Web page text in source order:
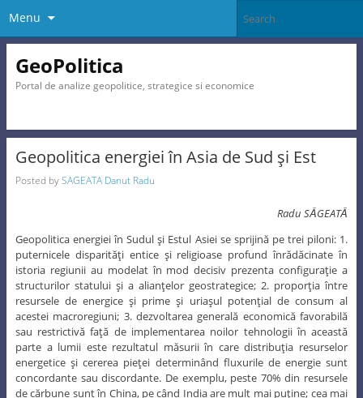
Menu
GeoPolitica
Portal de analize geopolitice, strategice si economice
Geopolitica energiei în Asia de Sud şi Est
Posted bySAGEATA Danut Radu
Radu SǍGEATǍ
Geopolitica energiei în Sudul şi Estul Asiei se sprijină pe trei piloni: 1.
puternicele disparităţi entice şi religioase profund înrădăcinate în
istoria regiunii au modelat în mod decisiv prezenta configuraţie a
structurilor statului şi a alianţelor geostrategice; 2. proporţia între
resursele de energice şi prime şi uriaşul potenţial de consum al
acestei macroregiuni; 3. dezvoltarea generală economică favorabilă
sau restrictivă faţă de implementarea noilor tehnologii în această
parte a lumii este rezultatul măsurii în care distribuţia resurselor
energetice şi cererea pieţei determinând fluxurile de energie sunt
concordante sau discordante. De exemplu, peste 70% din resursele
de cărbune sunt în China, pe când India are mult mai puţine; cea mai